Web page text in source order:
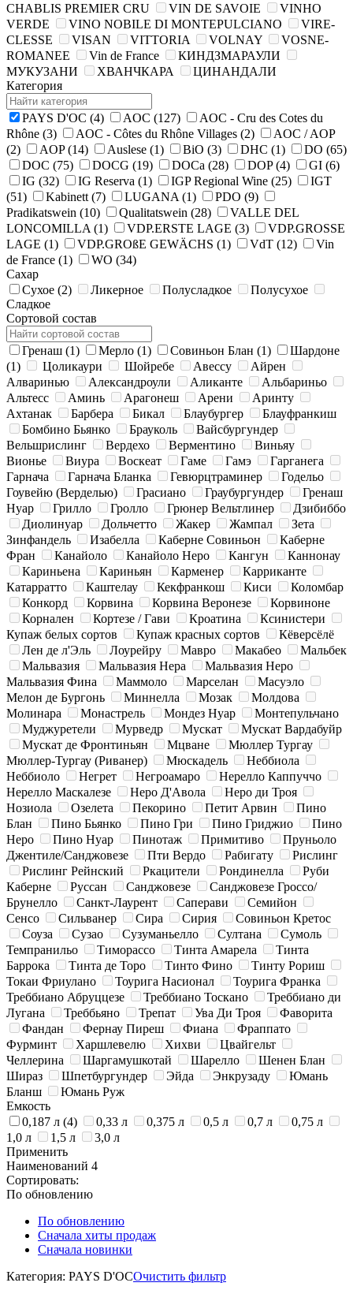
CHABLIS PREMIER CRU VIN DE SAVOIE
VINHO
VERDE
VINO NOBILE DI MONTEPULCIANO
VIRE-
CLESSE
VISAN VITTORIA VOLNAY
VOSNE-
ROMANEE
Vin de France
КИНДЗМАРАУЛИ
МУКУЗАНИ
ХВАНЧКАРА
ЦИНАНДАЛИ
Категория
PAYS D'OC (4) AOC (127)
AOC - Cru des Cotes du
Rhône (3) AOC - Côtes du Rhône Villages (2)
AOC / AOP
(2)
AOP(14) Auslese (1) BiO (3) DHC (1) DO (65)
DOC (75) DOCG (19) DOCa (28) DOP(4) GI (6)
IG (32) IG Reserva (1) IGP Regional Wine (25)
IGT
(51)
Kabinett (7) LUGANA (1) PDO (9)
Pradikatswein (10) Qualitatswein (28)
VALLE DEL
LONCOMILLA (1) VDP.ERSTE LAGE (3)
VDP.GROSSE
LAGE (1) VDP.GROßE GEWÄCHS (1) VdT (12)
Vin
de France (1) WO (34)
Сахар
Сухое (2) Ликерное Полусладкое
Полусухое
Сладкое
Сортовой состав
Гренаш (1) Мерло (1) Совиньон Блан (1)
Шардоне
(1)
Цоликаури Шойребе Авессу
Айрен
Алваринью
Александроули Аликанте
Альбариньо
Альтесс
Аминь Арагонеш Арени
Аринту
Ахтанак
Барбера Бикал Блаубургер
Блауфранкиш
Бомбино Бьянко
Брауколь
Вайсбургундер
Вельшрислинг
Вердехо Верментино
Виньяу
Вионье
Виура Воскеат Гаме Гамэ
Гарганега
Гарнача
Гарнача Бланка Гевюрцтраминер
Годельо
Гоувейю (Верделью)
Грасиано Граубургундер
Гренаш
Нуар
Грилло Гролло Грюнер Вельтлинер
Дзибиббо
Диолинуар
Дольчетто Жакер Жампал
Зета
Зинфандель
Изабелла Каберне Совиньон
Каберне
Фран
Канайоло Канайоло Неро Кангун
Каннонау
Кариньена
Кариньян Карменер
Карриканте
Катарратто
Каштелау Кекфранкош Киси
Коломбар
Конкорд
Корвина Корвина Веронезе
Корвиноне
Корнален
Кортезе / Гави Кроатина
Ксинистери
Купаж белых сортов
Купаж красных сортов
Кёверсёлё
Лен де л'Эль
Лоурейру Мавро Макабео
Мальбек
Мальвазия
Мальвазия Нера
Мальвазия Неро
Мальвазия Фина
Маммоло Марселан
Масуэло
Мелон де Бургонь
Миннелла Мозак
Молдова
Молинара
Монастрель Мондез Нуар
Монтепульчано
Муджуретели
Мурведр Мускат
Мускат Вардабуйр
Мускат де Фронтиньян
Мцване
Мюллер Тургау
Мюллер-Тургау (Риванер)
Мюскадель
Неббиола
Неббиоло
Негрет Негроамаро
Нерелло Каппуччо
Нерелло Маскалезе
Неро Д'Авола
Неро ди Троя
Нозиола
Озелета Пекорино Петит Арвин
Пино
Блан
Пино Бьянко Пино Гри Пино Гриджио
Пино
Неро
Пино Нуар Пинотаж Примитиво
Пруньоло
Джентиле/Санджовезе
Пти Вердо Рабигату
Рислинг
Рислинг Рейнский
Ркацители Рондинелла
Руби
Каберне
Руссан Санджовезе
Санджовезе Гроссо/
Брунелло
Санкт-Лаурент Саперави
Семийон
Сенсо
Сильванер Сира Сирия
Совиньон Кретос
Соуза
Сузао Сузуманьелло Султана
Сумоль
Темпранильо
Тиморассо Тинта Амарела
Тинта
Баррока
Тинта де Торо Тинто Фино
Тинту Рориш
Токаи Фриулано
Тоурига Насионал
Тоурига Франка
Треббиано Абруццезе
Треббиано Тоскано
Треббиано ди
Лугана
Треббьяно Трепат Ува Ди Троя
Фаворита
Фандан
Фернау Пиреш Фиана
Фраппато
Фурминт
Харшлевелю Хихви
Цвайгельт
Челлерина
Шаргамушкотай Шарелло
Шенен Блан
Шираз
Шпетбургундер Эйда Энкрузаду
Юмань
Бланш
Юмань Руж
Емкость
0,187 л (4) 0,33 л 0,375 л 0,5 л 0,7 л
0,75 л
1,0 л
1,5 л
3,0 л
Применить
Наименований 4
Сортировать:
По обновлению
По обновлению
Сначала хиты продаж
Сначала новинки
Категория: PAYS D'OCОчистить фильтр